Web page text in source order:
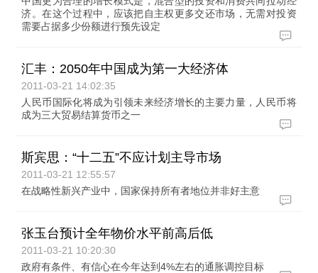
济。在这个过程中，应该把自主权更多交还市场，无需对投资
需要占据多少份额进行预先设定
汇丰：2050年中国成为第一大经济体
2011-03-21 14:02:35
人民币国际化将成为引领未来经济增长的主要力量，人民币将
成为三大贸易结算货币之一
斯宾思：“十二五”不应计划主导市场
2011-03-21 12:55:57
在战略性新兴产业中，国家保持所有者地位并非好主意
张玉台预计全年物价水平前高后低
2011-03-21 10:20:30
政府有条件、有信心在今年达到4%左右的通胀调控目标